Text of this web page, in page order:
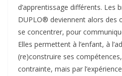
d’apprentissage différents. Les
DUPLO® deviennent alors des
se concentrer, pour
Elles permettent à l’enfant, à
(re)construire ses
contrainte, mais par